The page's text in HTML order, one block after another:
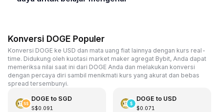
Konversi DOGE Populer
Konversi DOGE ke USD dan mata uang fiat lainnya dengan kurs real-
time. Didukung oleh kuotasi market maker agregat Bybit, Anda dapat
memeriksa nilai saat ini dari DOGE Anda dan melakukan konversi
dengan percaya diri sambil menikmati kurs yang akurat dan bebas
spread tersembunyi.
DOGE to SGD
S$0.091
DOGE to USD
$0.071